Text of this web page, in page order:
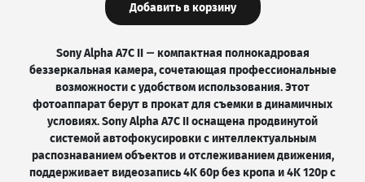
Добавить в корзину
Sony Alpha A7C II — компактная полнокадровая
беззеркальная камера, сочетающая профессиональные
возможности с удобством использования. Этот
фотоаппарат берут в прокат для съемки в динамичных
условиях. Sony Alpha A7C II оснащена продвинутой
системой автофокусировки с интеллектуальным
распознаванием объектов и отслеживанием движения,
поддерживает видеозапись 4K 60p без кропа и 4K 120p с